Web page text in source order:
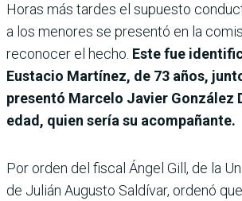
Horas más tardes el supuesto
a los menores se presentó en la
reconocer el hecho. Este fue
Eustacio Martínez, de 73 años,
presentó Marcelo Javier González
edad, quien sería su acompañante.
Por orden del fiscal Ángel Gill, de la
de Julián Augusto Saldívar, ordenó